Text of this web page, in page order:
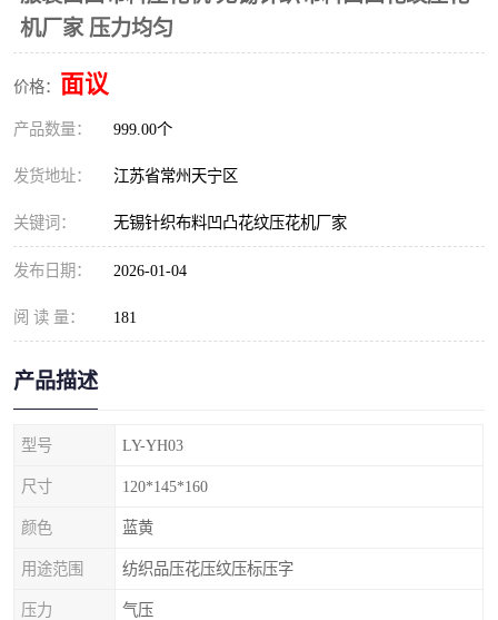
机厂家 压力均匀
价格： 面议
产品数量： 999.00个
发货地址： 江苏省常州天宁区
关键词： 无锡针织布料凹凸花纹压花机厂家
发布日期： 2026-01-04
阅 读 量： 181
产品描述
型号 LY-YH03
尺寸 120*145*160
颜色 蓝黄
用途范围 纺织品压花压纹压标压字
压力 气压